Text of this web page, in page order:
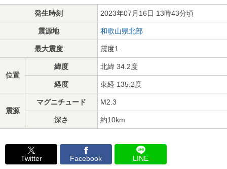
発生時刻 2023年07月16日 13時43分頃
震源地 和歌山県北部
最大震度 震度1
位置
緯度 北緯 34.2度
経度 東経 135.2度
震源
マグニチュード M2.3
深さ 約10km
Twitter Facebook LINE